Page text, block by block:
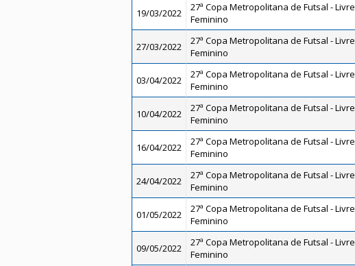
19/03/2022
27ª Copa Metropolitana de Futsal - Livre
Feminino
27/03/2022
27ª Copa Metropolitana de Futsal - Livre
Feminino
03/04/2022
27ª Copa Metropolitana de Futsal - Livre
Feminino
10/04/2022
27ª Copa Metropolitana de Futsal - Livre
Feminino
16/04/2022
27ª Copa Metropolitana de Futsal - Livre
Feminino
24/04/2022
27ª Copa Metropolitana de Futsal - Livre
Feminino
01/05/2022
27ª Copa Metropolitana de Futsal - Livre
Feminino
09/05/2022
27ª Copa Metropolitana de Futsal - Livre
Feminino